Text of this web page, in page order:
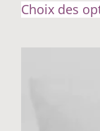
Choix des